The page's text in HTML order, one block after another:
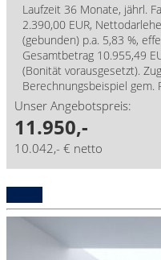
Laufzeit 36 Monate, jährl.
2.390,00 EUR,
(gebunden) p.a. 5,83 %,
Gesamtbetrag 10.955,49
(Bonität vorausgesetzt).
Berechnungsbeispiel gem.
Unser Angebotspreis:
11.950,-
10.042,- € netto